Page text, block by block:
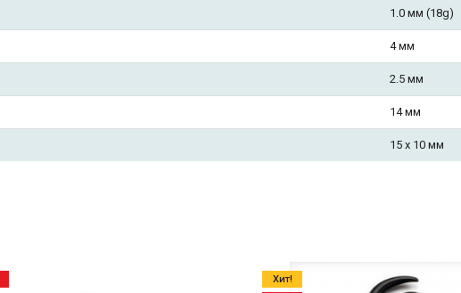
1.0 мм (18g)
4 мм
2.5 мм
14 мм
15 х 10 мм
Хит!